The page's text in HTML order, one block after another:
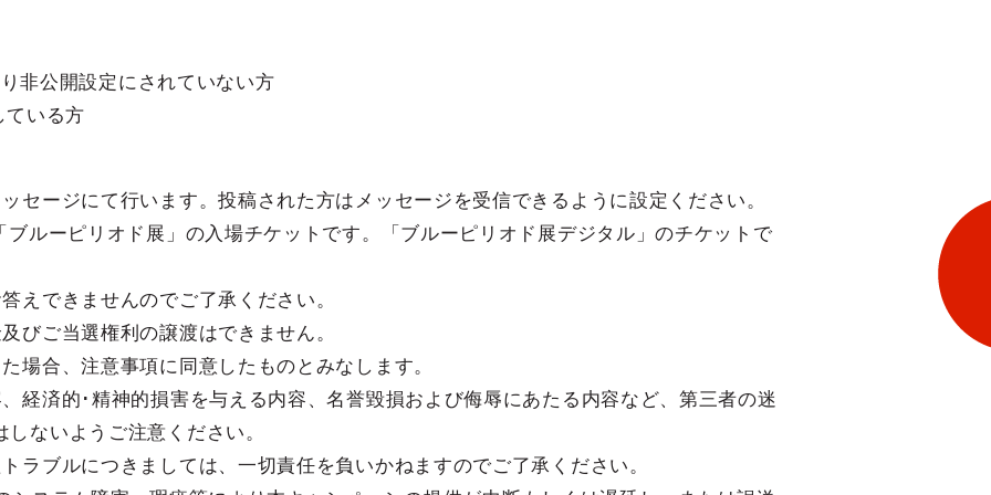
非公開設定にされていない方
ている方
セージにて行います。投稿された方はメッセージを受信できるように設定ください。
ルーピリオド展」の入場チケットです。「ブルーピリオド展デジタル」のチケットで
えできませんのでご了承ください。
びご当選権利の譲渡はできません。
場合、注意事項に同意したものとみなします。
経済的･精神的損害を与える内容、名誉毀損および侮辱にあたる内容など、第三者の迷
ないようご注意ください。
ラブルにつきましては、一切責任を負いかねますのでご了承ください。